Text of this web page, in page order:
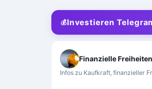
💰Investieren
Finanzielle
Infos zu Kaufkraft, finanzieller